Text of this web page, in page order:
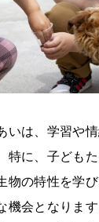
いは、学習や
特に、子ども
物の特性を学
機会となりま